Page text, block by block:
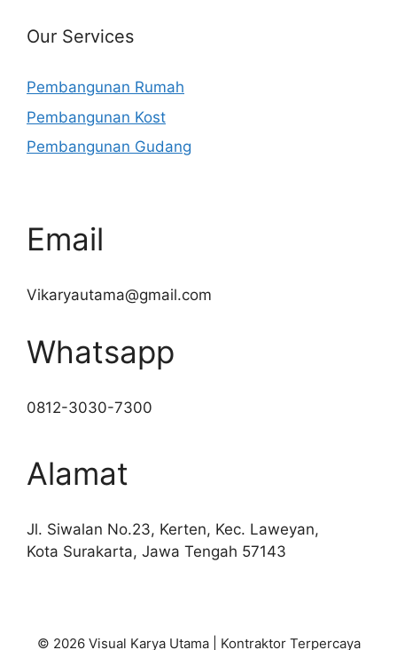
Our Services
Pembangunan Rumah
Pembangunan Kost
Pembangunan Gudang
Email
Vikaryautama@gmail.com
Whatsapp
0812-3030-7300
Alamat
Jl. Siwalan No.23, Kerten, Kec. Laweyan,
Kota Surakarta, Jawa Tengah 57143
© 2026 Visual Karya Utama | Kontraktor Terpercaya